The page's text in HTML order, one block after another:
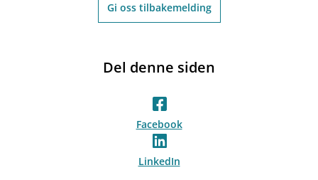
Gi oss tilbakemelding
Del denne siden
Facebook
LinkedIn